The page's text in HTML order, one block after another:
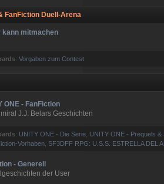
FanFiction Duell-Arena
kann mitmachen
:Vorgaben zum Contest
ONE - FanFiction
J.J. Belars Geschichten
: UNITY ONE - Die Serie UNITY ONE - Prequels &
Vorhaben ,SF3DFF RPG: U.S.S. ESTRELLA DEL
- Generell
der User